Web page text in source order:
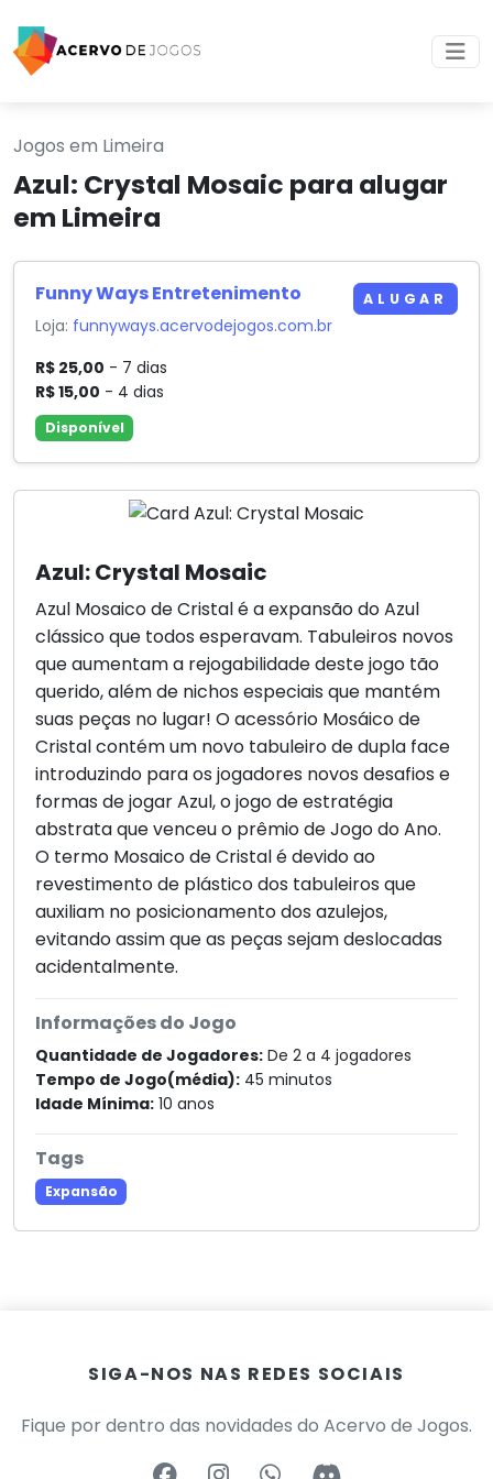
Jogos em Limeira
Azul: Crystal Mosaic para alugar
em Limeira
Azul: Crystal Mosaic
Azul Mosaico de Cristal é a expansão do Azul
clássico que todos esperavam. Tabuleiros novos
que aumentam a rejogabilidade deste jogo tão
querido, além de nichos especiais que mantém
suas peças no lugar! O acessório Mosáico de
Cristal contém um novo tabuleiro de dupla face
introduzindo para os jogadores novos desafios e
formas de jogar Azul, o jogo de estratégia
abstrata que venceu o prêmio de Jogo do Ano.
O termo Mosaico de Cristal é devido ao
revestimento de plástico dos tabuleiros que
auxiliam no posicionamento dos azulejos,
evitando assim que as peças sejam deslocadas
acidentalmente.
Informações do Jogo
Quantidade de Jogadores: De 2 a 4 jogadores
Tempo de Jogo(média): 45 minutos
Idade Mínima: 10 anos
Tags
Expansão
Funny Ways Entretenimento
Loja: funnyways.acervodejogos.com.br
R$ 25,00 - 7 dias
R$ 15,00 - 4 dias
Disponível
ALUGAR
SIGA-NOS NAS REDES SOCIAIS
Fique por dentro das novidades do Acervo de Jogos.